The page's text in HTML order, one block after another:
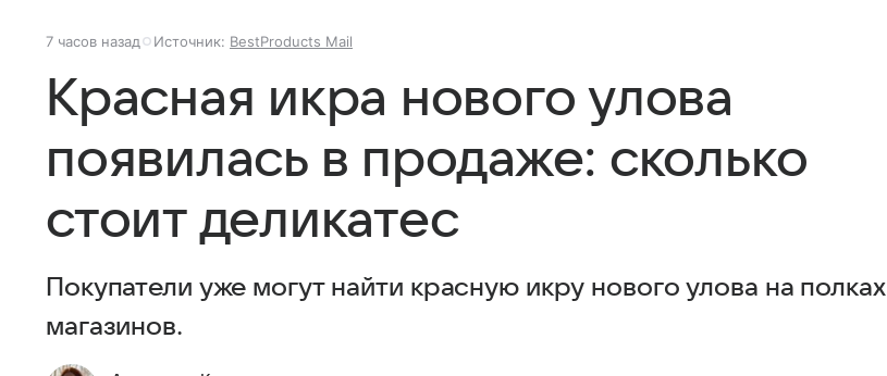
7 часов назад Источник: BestProducts Mail
Красная икра нового улова
появилась в продаже: сколько
стоит деликатес
Покупатели уже могут найти красную икру нового улова на полках
магазинов.